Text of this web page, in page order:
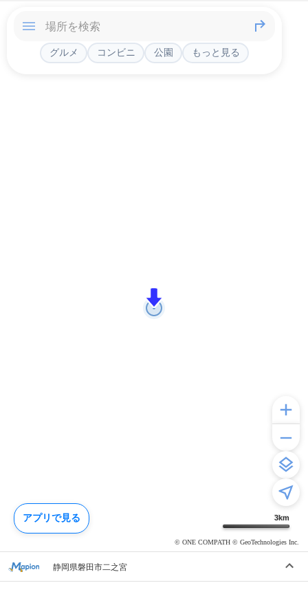
3km
© ONE COMPATH © GeoTechnologies Inc.
グルメ コンビニ 公園 もっと見る
静岡県磐田市二之宮
アプリで見る